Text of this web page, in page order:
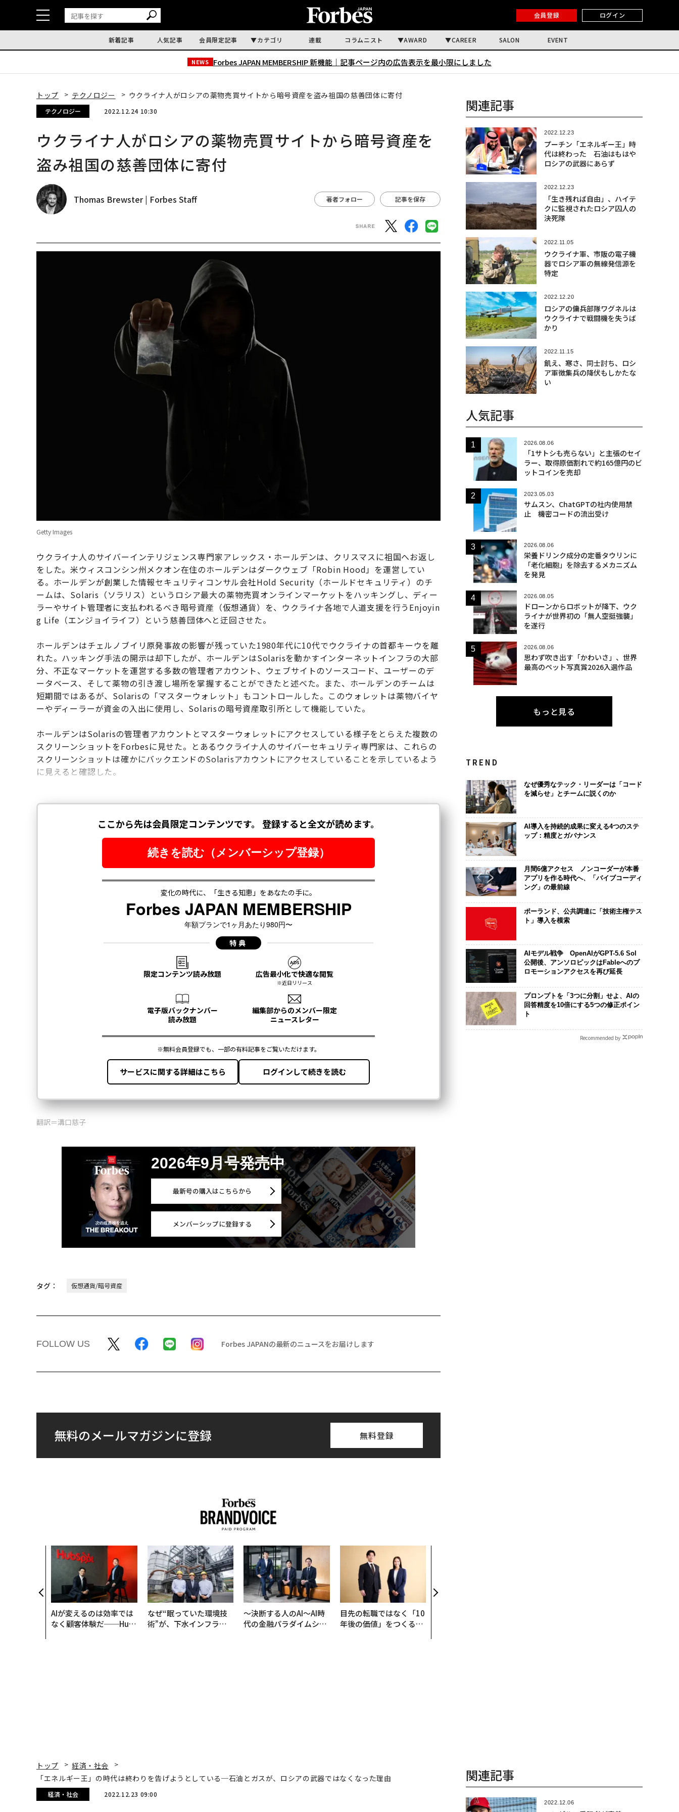
会員登録 ログイン
新着記事 人気記事 会員限定記事 カテゴリ 連載 コラムニスト AWARD CAREER SALON EVENT
NEWS Forbes JAPAN MEMBERSHIP 新機能｜ 記事ページ内の広告表示を最小限にしました
トップ テクノロジー ウクライナ人がロシアの薬物売買サイトから暗号資産を盗み祖国の慈善団体に寄付
テクノロジー 2022.12.24 10:30
ウクライナ人がロシアの薬物売買サイトから暗号資産を
盗み祖国の慈善団体に寄付
Thomas Brewster | Forbes Staff 著者フォロー 記事を保存
Getty Images
ウクライナ人のサイバーインテリジェンス専門家アレックス・ホールデンは、クリスマスに祖国へお返し
をした。米ウィスコンシン州メクオン在住のホールデンはダークウェブ「Robin Hood」を運営してい
る。ホールデンが創業した情報セキュリティコンサル会社Hold Security（ホールドセキュリティ）のチ
ームは、Solaris（ソラリス）というロシア最大の薬物売買オンラインマーケットをハッキングし、ディー
ラーやサイト管理者に支払われるべき暗号資産（仮想通貨）を、ウクライナ各地で人道支援を行うEnjoyin
g Life（エンジョイライフ）という慈善団体へと迂回させた。
ホールデンはチェルノブイリ原発事故の影響が残っていた1980年代に10代でウクライナの首都キーウを離
れた。ハッキング手法の開示は却下したが、ホールデンはSolarisを動かすインターネットインフラの大部
分、不正なマーケットを運営する多数の管理者アカウント、ウェブサイトのソースコード、ユーザーのデ
ータベース、そして薬物の引き渡し場所を掌握することができたと述べた。また、ホールデンのチームは
短期間ではあるが、Solarisの「マスターウォレット」もコントロールした。このウォレットは薬物バイヤ
ーやディーラーが資金の入出に使用し、Solarisの暗号資産取引所として機能していた。
ホールデンはSolarisの管理者アカウントとマスターウォレットにアクセスしている様子をとらえた複数の
スクリーンショットをForbesに見せた。とあるウクライナ人のサイバーセキュリティ専門家は、これらの
スクリーンショットは確かにバックエンドのSolarisアカウントにアクセスしていることを示しているよう
に見えると確認した。
翻訳＝溝口慈子
2026年9月号発売中
最新号の購入はこちらから
メンバーシップに登録する
タグ： 仮想通貨/暗号資産
FOLLOW US Forbes JAPANの最新のニュースをお届けします
無料のメールマガジンに登録 無料登録
AIが変えるのは効率では
なく顧客体験だ──Hub
なぜ“眠っていた環境技
術”が、下水インフラを
〜決断する人のAI〜AI時
代の金融パラダイムシフ
目先の転職ではなく「10
年後の価値」をつくる─
関連記事
2022.12.23
プーチン「エネルギー王」時
代は終わった 石油はもはや
ロシアの武器にあらず
2022.12.23
「生き残れば自由」、ハイテ
クに監視されたロシア囚人の
決死隊
2022.11.05
ウクライナ軍、市販の電子機
器でロシア軍の無線発信源を
特定
2022.12.20
ロシアの傭兵部隊ワグネルは
ウクライナで戦闘機を失うば
かり
2022.11.15
飢え、寒さ、同士討ち、ロシ
ア軍徴集兵の降伏もしかたな
い
人気記事
2026.08.06
「1サトシも売らない」と主張のセイ
ラー、取得原価割れで約165億円のビ
ットコインを売却
2023.05.03
サムスン、ChatGPTの社内使用禁
止 機密コードの流出受け
2026.08.06
栄養ドリンク成分の定番タウリンに
「老化細胞」を除去するメカニズム
を発見
2026.08.05
ドローンからロボットが降下、ウク
ライナが世界初の「無人空挺強襲」
を遂行
2026.08.06
思わず吹き出す「かわいさ」、世界
最高のペット写真賞2026入選作品
もっと見る
TREND
なぜ優秀なテック・リーダーは「コード
を減らせ」とチームに説くのか
AI導入を持続的成果に変える4つのステ
ップ：精度とガバナンス
月間6億アクセス ノンコーダーが本番
アプリを作る時代へ、「バイブコーディ
ング」の最前線
ポーランド、公共調達に「技術主権テス
ト」導入を模索
AIモデル戦争 OpenAIがGPT-5.6 Sol
公開後、アンソロピックはFableへのプ
ロモーションアクセスを再び延長
プロンプトを「3つに分割」せよ、AIの
回答精度を10倍にする5つの修正ポイン
ト
Recommended by
トップ
経済・社会
「エネルギー王」の時代は終わりを告げようとしている─石油とガスが、ロシアの武器ではなくなった理由
経済・社会 2022.12.23 09:00
関連記事
2022.12.06